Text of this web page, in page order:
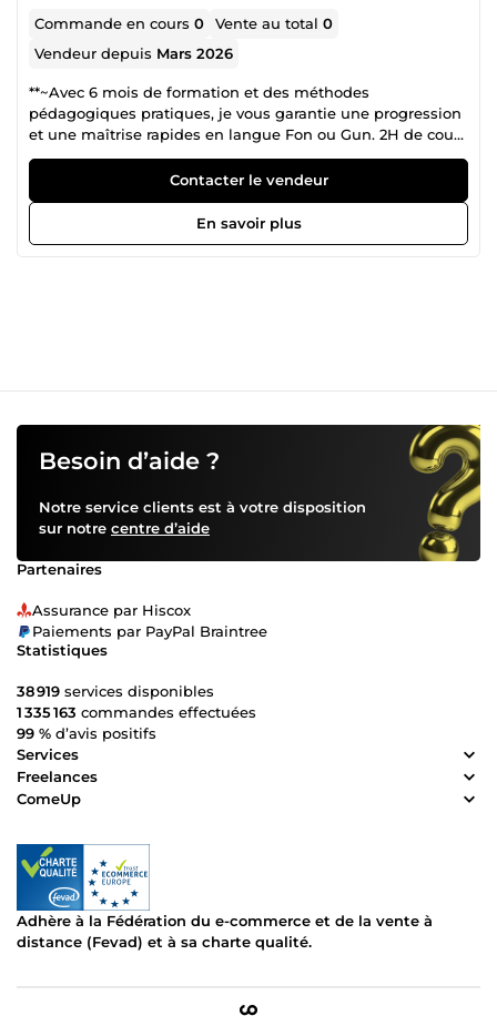
Commande en cours0 Vente au total0
Vendeur depuis Mars 2026
**~Avec 6 mois de formation et des méthodes
pédagogiques pratiques, je vous garantie une progression
et une maîtrise rapides en langue Fon ou Gun. 2H de cours
par semaine Heures de cours flexibles. Cours et Heures
pour particuliers Cours accélérés disponibles A partir de
5.000 FCFA /h Soit 7,62 Euros~**
Contacter le vendeur
En savoir plus
Besoin d’aide ?
Notre service clients est à votre disposition
sur notre centre d’aide
Partenaires
Assurance par Hiscox
Paiements par PayPal Braintree
Statistiques
38 919 services disponibles
1 335 163 commandes effectuées
99 % d’avis positifs
Services
Freelances
ComeUp
Adhère à la Fédération du e-commerce et de la vente à
distance (Fevad) et à sa charte qualité.